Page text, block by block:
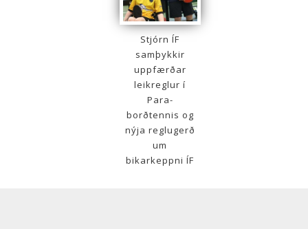
Stjórn ÍF
samþykkir
uppfærðar
leikreglur í
Para-
borðtennis og
nýja reglugerð
um
bikarkeppni ÍF